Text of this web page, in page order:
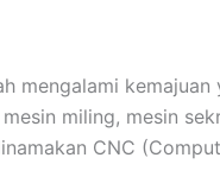
mengalami
miling, mesin
CNC